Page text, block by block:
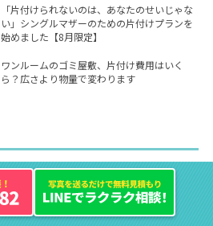
「片付けられないのは、あなたのせいじゃな
い」シングルマザーのための片付けプランを
始めました【8月限定】
ワンルームのゴミ屋敷、片付け費用はいく
ら？広さより物量で変わります